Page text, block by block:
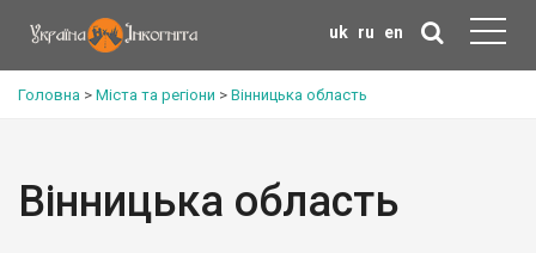
uk ru en
Головна > Міста та регіони > Вінницька область
Вінницька область